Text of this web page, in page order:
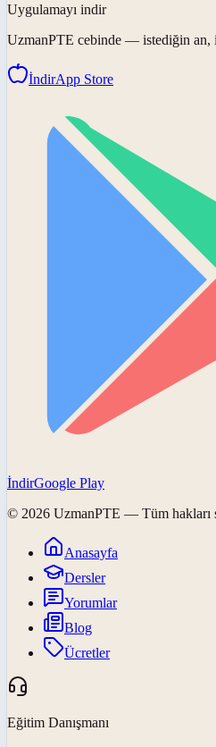
Uygulamayı indir
UzmanPTE cebinde — istediğin an,
İndirApp Store
İndirGoogle Play
© 2026 UzmanPTE — Tüm hakları
Anasayfa
Dersler
Yorumlar
Blog
Ücretler
Eğitim Danışmanı